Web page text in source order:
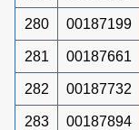
280 00187199
281 00187661
282 00187732
283 00187894